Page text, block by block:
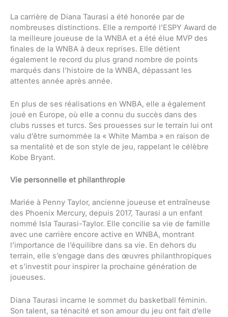
La carrière de Diana Taurasi a été honorée par de
nombreuses distinctions. Elle a remporté l’ESPY Award de
la meilleure joueuse de la WNBA et a été élue MVP des
finales de la WNBA à deux reprises. Elle détient
également le record du plus grand nombre de points
marqués dans l’histoire de la WNBA, dépassant les
attentes année après année.
En plus de ses réalisations en WNBA, elle a également
joué en Europe, où elle a connu du succès dans des
clubs russes et turcs. Ses prouesses sur le terrain lui ont
valu d’être surnommée la « White Mamba » en raison de
sa mentalité et de son style de jeu, rappelant le célèbre
Kobe Bryant.
Vie personnelle et philanthropie
Mariée à Penny Taylor, ancienne joueuse et entraîneuse
des Phoenix Mercury, depuis 2017, Taurasi a un enfant
nommé Isla Taurasi-Taylor. Elle concilie sa vie de famille
avec une carrière encore active en WNBA, montrant
l’importance de l’équilibre dans sa vie. En dehors du
terrain, elle s’engage dans des œuvres philanthropiques
et s’investit pour inspirer la prochaine génération de
joueuses.
Diana Taurasi incarne le sommet du basketball féminin.
Son talent, sa ténacité et son amour du jeu ont fait d’elle